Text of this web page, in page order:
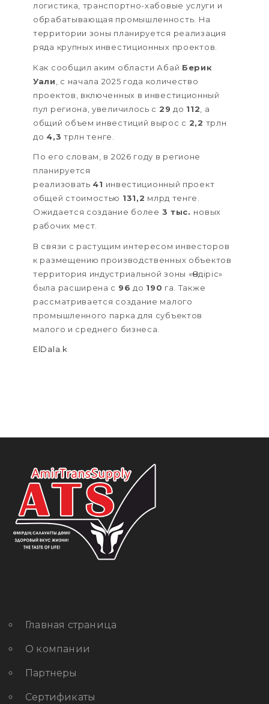
логистика, транспортно-хабовые услуги и
обрабатывающая промышленность. На
территории зоны планируется реализация
ряда крупных инвестиционных проектов.
Как сообщил аким области Абай Берик
Уали
, с начала 2025 года количество
проектов, включенных в инвестиционный
пул региона, увеличилось с 29 до 112 , а
общий объем инвестиций вырос с 2,2 трлн
до 4,3 трлн тенге.
По его словам, в 2026 году в регионе
планируется
реализовать 41 инвестиционный проект
общей стоимостью 131,2 млрд тенге.
Ожидается создание более 3 тыс. новых
рабочих мест.
В связи с растущим интересом инвесторов
к размещению производственных объектов
территория индустриальной зоны «Өндіріс»
была расширена с 96 до 190 га. Также
рассматривается создание малого
промышленного парка для субъектов
малого и среднего бизнеса.
ElDala.k
Главная страница
О компании
Партнеры
Сертификаты